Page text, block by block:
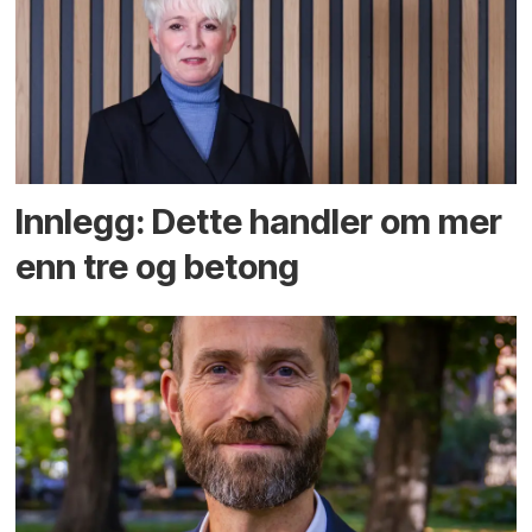
Innlegg: Dette handler om mer
enn tre og betong